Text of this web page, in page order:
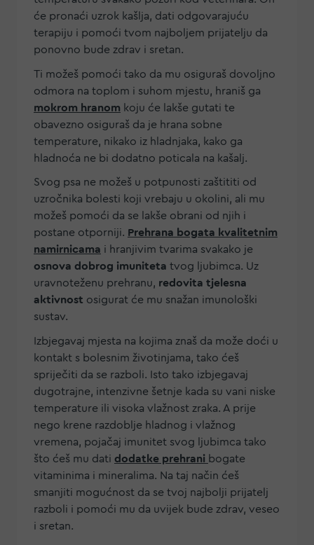
će pronaći uzrok kašlja, dati odgovarajuću
terapiju i pomoći tvom najboljem prijatelju da
ponovno bude zdrav i sretan.
Ti možeš pomoći tako da mu osiguraš dovoljno
odmora na toplom i suhom mjestu, hraniš ga
mokrom hranom koju će lakše gutati te
obavezno osiguraš da je hrana sobne
temperature, nikako iz hladnjaka, kako ga
hladnoća ne bi dodatno poticala na kašalj.
Svog psa ne možeš u potpunosti zaštititi od
uzročnika bolesti koji vrebaju u okolini, ali mu
možeš pomoći da se lakše obrani od njih i
postane otporniji. Prehrana bogata kvalitetnim
namirnicama i hranjivim tvarima svakako je
osnova dobrog imuniteta tvog ljubimca. Uz
uravnoteženu prehranu, redovita tjelesna
aktivnost osigurat će mu snažan imunološki
sustav.
Izbjegavaj mjesta na kojima znaš da može doći u
kontakt s bolesnim životinjama, tako ćeš
spriječiti da se razboli. Isto tako izbjegavaj
dugotrajne, intenzivne šetnje kada su vani niske
temperature ili visoka vlažnost zraka. A prije
nego krene razdoblje hladnog i vlažnog
vremena, pojačaj imunitet svog ljubimca tako
što ćeš mu dati dodatke prehrani bogate
vitaminima i mineralima. Na taj način ćeš
smanjiti mogućnost da se tvoj najbolji prijatelj
razboli i pomoći mu da uvijek bude zdrav, veseo
i sretan.